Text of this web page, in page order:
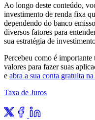
Ao longo deste conteúdo,
investimento de renda fixa
dependendo do banco
diversos fatores para
sua estratégia de
Percebeu como é
valores para fazer suas
e abra a sua conta gratuita na
Taxa de Juros